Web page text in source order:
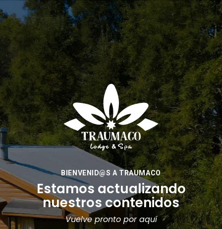
BIENVENID@S A TRAUMACO
Estamos actualizando
nuestros contenidos
Vuelve pronto por aquí